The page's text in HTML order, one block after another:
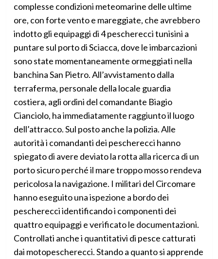
complesse condizioni meteomarine delle ultime
ore, con forte vento e mareggiate, che avrebbero
indotto gli equipaggi di 4 pescherecci tunisini a
puntare sul porto di Sciacca, dove le imbarcazioni
sono state momentaneamente ormeggiati nella
banchina San Pietro. All’avvistamento dalla
terraferma, personale della locale guardia
costiera, agli ordini del comandante Biagio
Cianciolo, ha immediatamente raggiunto il luogo
dell’attracco. Sul posto anche la polizia. Alle
autorità i comandanti dei pescherecci hanno
spiegato di avere deviato la rotta alla ricerca di un
porto sicuro perché il mare troppo mosso rendeva
pericolosa la navigazione. I militari del Circomare
hanno eseguito una ispezione a bordo dei
pescherecci identificando i componenti dei
quattro equipaggi e verificato le documentazioni.
Controllati anche i quantitativi di pesce catturati
dai motopescherecci. Stando a quanto si apprende